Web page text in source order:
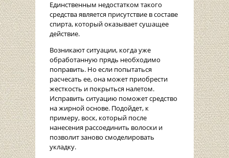
Единственным недостатком такого
средства является присутствие в составе
спирта, который оказывает сушащее
действие.
Возникают ситуации, когда уже
обработанную прядь необходимо
поправить. Но если попытаться
расчесать ее, она может приобрести
жесткость и покрыться налетом.
Исправить ситуацию поможет средство
на жирной основе. Подойдет, к
примеру, воск, который после
нанесения рассоединить волоски и
позволит заново смоделировать
укладку.